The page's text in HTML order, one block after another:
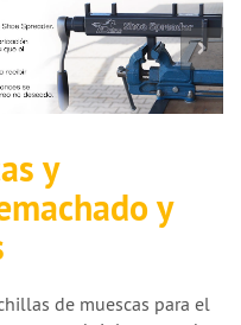
y
y
de muescas para el